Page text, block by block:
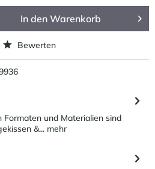
In den Warenkorb
Bewerten
Formaten und Materialien sind
&... mehr